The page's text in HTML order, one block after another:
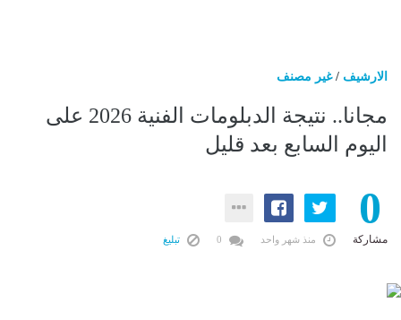
الارشيف /غير مصنف
مجانا.. نتيجة الدبلومات الفنية 2026 على
اليوم السابع بعد قليل
0
مشاركة منذ شهر واحد تبليغ